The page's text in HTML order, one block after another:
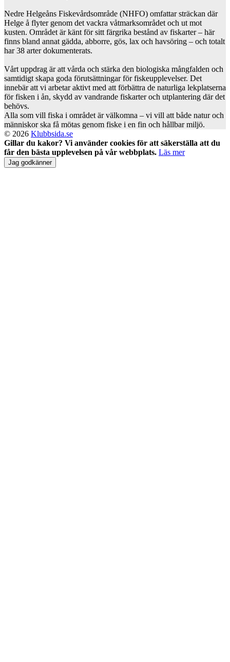
Nedre Helgeåns Fiskevårdsområde (NHFO) omfattar sträckan där
Helge å flyter genom det vackra våtmarks­området och ut mot
kusten. Området är känt för sitt färgrika bestånd av fiskarter – här
finns bland annat gädda, abborre, gös, lax och havsöring – och totalt
har 38 arter dokumenterats.
Vårt uppdrag är att vårda och stärka den biologiska mångfalden och
samtidigt skapa goda förutsättningar för fiskeupplevelser. Det
innebär att vi arbetar aktivt med att förbättra de naturliga lekplatserna
för fisken i ån, skydd av vandrande fiskarter och utplantering där det
behövs.
Alla som vill fiska i området är välkomna – vi vill att både natur och
människor ska få mötas genom fiske i en fin och hållbar miljö.
© 2026 Klubbsida.se
Gillar du kakor? Vi använder cookies för att säkerställa att du
får den bästa upplevelsen på vår webbplats. Läs mer
Jag godkänner